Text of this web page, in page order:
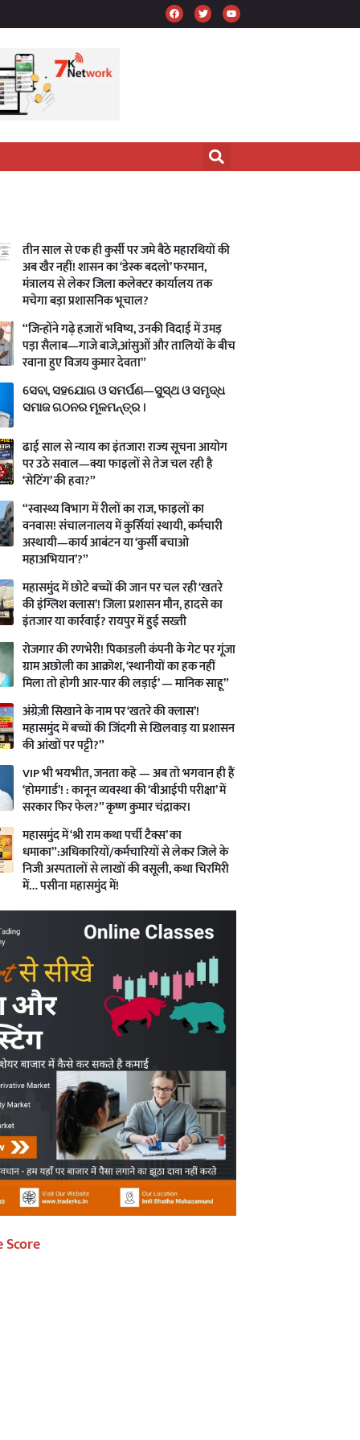
तीन साल से एक ही कुर्सी पर जमे बैठे महारथियों की
अब खैर नहीं! शासन का ‘डेस्क बदलो’ फरमान,
मंत्रालय से लेकर जिला कलेक्टर कार्यालय तक
मचेगा बड़ा प्रशासनिक भूचाल?
“जिन्होंने गढ़े हजारों भविष्य, उनकी विदाई में उमड़
पड़ा सैलाब—गाजे बाजे,आंसुओं और तालियों के बीच
रवाना हुए विजय कुमार देवता”
ସେବା, ସହଯୋଗ ଓ ସମର୍ପଣ—ସୁସ୍ଥ ଓ ସମୃଦ୍ଧ
ସମାଜ ଗଠନର ମୂଳମନ୍ତ୍ର ।
ढाई साल से न्याय का इंतजार! राज्य सूचना आयोग
पर उठे सवाल—क्या फाइलों से तेज चल रही है
‘सेटिंग’ की हवा?”
“स्वास्थ्य विभाग में रीलों का राज, फाइलों का
वनवास! संचालनालय में कुर्सियां स्थायी, कर्मचारी
अस्थायी—कार्य आबंटन या ‘कुर्सी बचाओ
महाअभियान’?”
महासमुंद में छोटे बच्चों की जान पर चल रही ‘खतरे
की इंग्लिश क्लास’! जिला प्रशासन मौन, हादसे का
इंतजार या कार्रवाई? रायपुर में हुई सख्ती
रोजगार की रणभेरी! पिकाडली कंपनी के गेट पर गूंजा
ग्राम अछोली का आक्रोश, ‘स्थानीयों का हक नहीं
मिला तो होगी आर-पार की लड़ाई’ — मानिक साहू”
अंग्रेज़ी सिखाने के नाम पर ‘खतरे की क्लास’!
महासमुंद में बच्चों की जिंदगी से खिलवाड़ या प्रशासन
की आंखों पर पट्टी?”
VIP भी भयभीत, जनता कहे — अब तो भगवान ही हैं
‘होमगार्ड’! : कानून व्यवस्था की ‘वीआईपी परीक्षा’ में
सरकार फिर फेल?” कृष्ण कुमार चंद्राकर।
महासमुंद में ‘श्री राम कथा पर्ची टैक्स’ का
धमाका”:अधिकारियों/कर्मचारियों से लेकर जिले के
निजी अस्पतालों से लाखों की वसूली, कथा चिरमिरी
में… पसीना महासमुंद में!
Score